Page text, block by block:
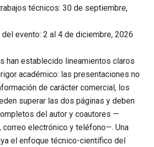
técnicos: 30 de septiembre,
evento: 2 al 4 de diciembre, 2026
han establecido lineamientos claros
académico: las presentaciones no
de carácter comercial, los
superar las dos páginas y deben
del autor y coautores —
correo electrónico y teléfono—. Una
el enfoque técnico-científico del